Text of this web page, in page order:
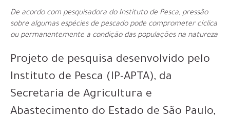
De acordo com pesquisadora do Instituto de Pesca, pressão
sobre algumas espécies de pescado pode comprometer cíclica
ou permanentemente a condição das populações na natureza
Projeto de pesquisa desenvolvido pelo
Instituto de Pesca (IP-APTA), da
Secretaria de Agricultura e
Abastecimento do Estado de São Paulo,